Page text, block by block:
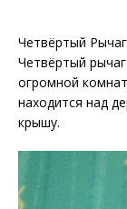
Четвёртый Рычаг
Четвёртый
огромной
находится над
крышу.